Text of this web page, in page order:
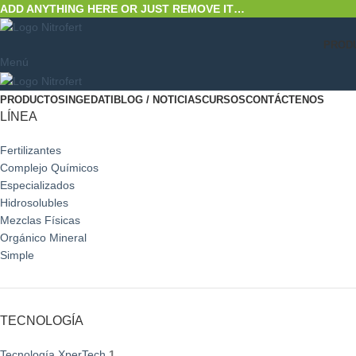
ADD ANYTHING HERE OR JUST REMOVE IT…
Menú
PRODUCTOSINGEDATIBLOG / NOTICIASCURSOSCONTÁCTENOS
LÍNEA
Fertilizantes
Complejo Químicos
Especializados
Hidrosolubles
Mezclas Físicas
Orgánico Mineral
Simple
TECNOLOGÍA